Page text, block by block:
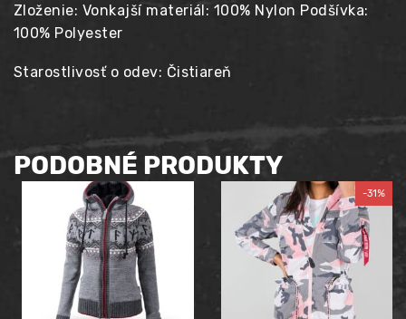
Zloženie: Vonkajší materiál: 100% Nylon Podšívka:
100% Polyester
Starostlivosť o odev: Čistiareň
PODOBNÉ PRODUKTY
-31%